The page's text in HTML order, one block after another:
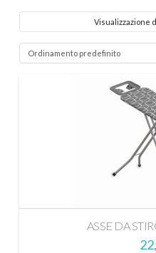
Visualizzazione
ASSE DA